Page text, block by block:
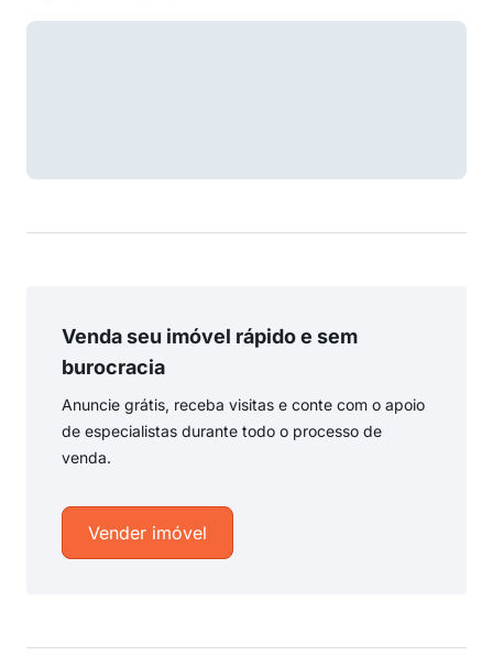
Venda seu imóvel rápido e sem
burocracia
Anuncie grátis, receba visitas e conte com o apoio
de especialistas durante todo o processo de
venda.
Vender imóvel